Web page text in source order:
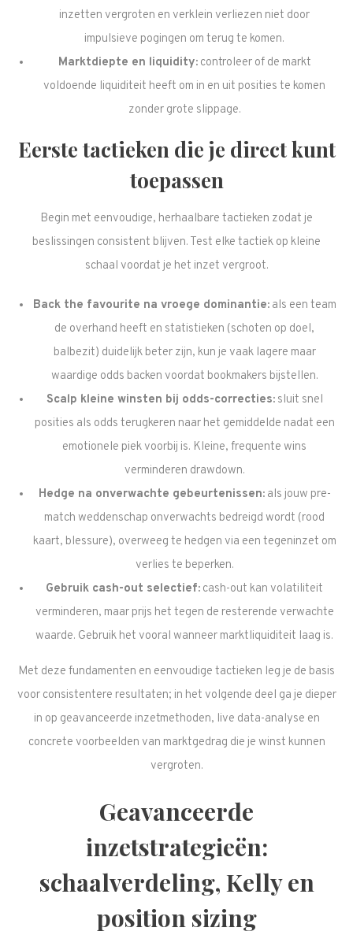
inzetten vergroten en verklein verliezen niet door
impulsieve pogingen om terug te komen.
Marktdiepte en liquidity:controleer of de markt
voldoende liquiditeit heeft om in en uit posities te komen
zonder grote slippage.
Eerste tactieken die je direct kunt
toepassen
Begin met eenvoudige, herhaalbare tactieken zodat je
beslissingen consistent blijven. Test elke tactiek op kleine
schaal voordat je het inzet vergroot.
Back the favourite na vroege dominantie:als een team
de overhand heeft en statistieken (schoten op doel,
balbezit) duidelijk beter zijn, kun je vaak lagere maar
waardige odds backen voordat bookmakers bijstellen.
Scalp kleine winsten bij odds-correcties:sluit snel
posities als odds terugkeren naar het gemiddelde nadat een
emotionele piek voorbij is. Kleine, frequente wins
verminderen drawdown.
Hedge na onverwachte gebeurtenissen:als jouw pre-
match weddenschap onverwachts bedreigd wordt (rood
kaart, blessure), overweeg te hedgen via een tegeninzet om
verlies te beperken.
Gebruik cash-out selectief: cash-out kan volatiliteit
verminderen, maar prijs het tegen de resterende verwachte
waarde. Gebruik het vooral wanneer marktliquiditeit laag is.
Met deze fundamenten en eenvoudige tactieken leg je de basis
voor consistentere resultaten; in het volgende deel ga je dieper
in op geavanceerde inzetmethoden, live data-analyse en
concrete voorbeelden van marktgedrag die je winst kunnen
vergroten.
Geavanceerde
inzetstrategieën:
schaalverdeling, Kelly en
position sizing